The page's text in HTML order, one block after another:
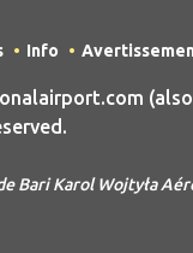
Info
Bari Karol Wojtyła